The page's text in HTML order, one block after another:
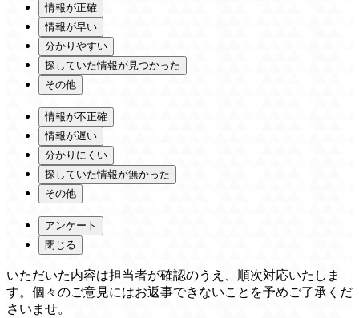
情報が正確
情報が早い
分かりやすい
探していた情報が見つかった
その他
情報が不正確
情報が遅い
分かりにくい
探していた情報が無かった
その他
アンケート
閉じる
いただいた内容は担当者が確認のうえ、順次対応いたしま
す。個々のご意見にはお返事できないことを予めご了承くだ
さいませ。